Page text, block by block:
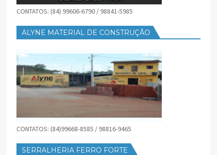
CONTATOS: (84) 99606-6790 / 98841-5985
ALYNE MATERIAL DE CONSTRUÇÃO
CONTATOS: (84)99668-8585 / 98816-9465
SERRALHERIA FERRO FORTE